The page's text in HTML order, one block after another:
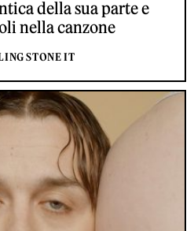
della sua parte e
nella canzone
STONE IT